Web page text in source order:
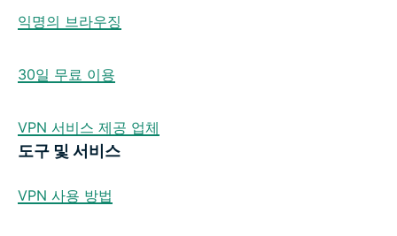
익명의 브라우징
30일 무료 이용
VPN 서비스 제공 업체
도구 및 서비스
VPN 사용 방법